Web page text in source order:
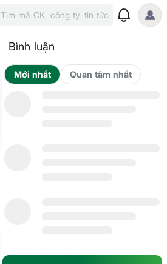
Tìm mã CK, công ty, tin tức
Bình luận
Mới nhất